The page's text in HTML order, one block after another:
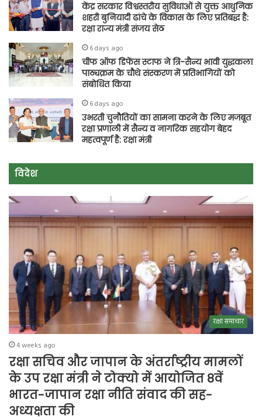
केंद्र सरकार विश्वस्तरीय सुविधाओं से युक्त आधुनिक
शहरी बुनियादी ढांचे के विकास के लिए प्रतिबद्ध है:
रक्षा राज्य मंत्री संजय सेठ
6 days ago
चीफ ऑफ डिफेंस स्टाफ ने त्रि-सैन्य भावी युद्धकला
पाठ्यक्रम के चौथे संस्करण में प्रतिभागियों को
संबोधित किया
6 days ago
उभरती चुनौतियों का सामना करने के लिए मजबूत
रक्षा प्रणाली में सैन्य व नागरिक सहयोग बेहद
महत्वपूर्ण है: रक्षा मंत्री
विदेश
रक्षा समाचार
4 weeks ago
रक्षा सचिव और जापान के अंतर्राष्ट्रीय मामलों
के उप रक्षा मंत्री ने टोक्यो में आयोजित 8वें
भारत-जापान रक्षा नीति संवाद की सह-
अध्यक्षता की